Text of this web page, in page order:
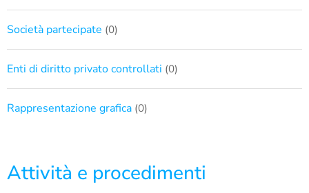
Società partecipate (0)
Enti di diritto privato controllati (0)
Rappresentazione grafica (0)
Attività e procedimenti